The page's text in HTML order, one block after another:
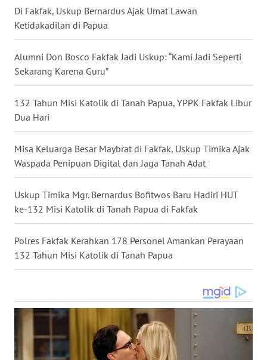
Di Fakfak, Uskup Bernardus Ajak Umat Lawan
Ketidakadilan di Papua
Alumni Don Bosco Fakfak Jadi Uskup: “Kami Jadi Seperti
Sekarang Karena Guru”
132 Tahun Misi Katolik di Tanah Papua, YPPK Fakfak Libur
Dua Hari
Misa Keluarga Besar Maybrat di Fakfak, Uskup Timika Ajak
Waspada Penipuan Digital dan Jaga Tanah Adat
Uskup Timika Mgr. Bernardus Bofitwos Baru Hadiri HUT
ke-132 Misi Katolik di Tanah Papua di Fakfak
Polres Fakfak Kerahkan 178 Personel Amankan Perayaan
132 Tahun Misi Katolik di Tanah Papua
WN
SULTENG
WN
SULBAR
WN
BABEL
WN
SUMBAR
WN
WN
LAMPUNG
WN
JATENG